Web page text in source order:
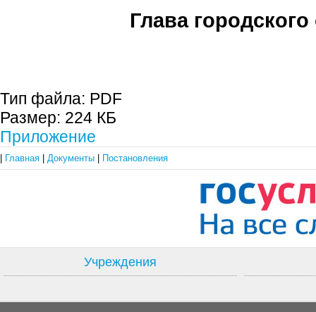
Глава городского
Тип файла: PDF
Размер: 224 КБ
Приложение
Главная Документы Постановления
Учреждения